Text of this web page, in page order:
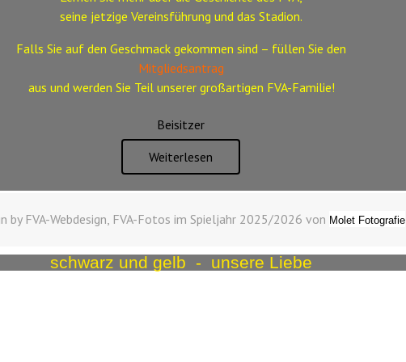
seine jetzige Vereinsführung und das Stadion.
Falls Sie auf den Geschmack gekommen sind – füllen Sie den
Mitgliedsantrag
aus und werden Sie Teil unserer großartigen FVA-Familie!
Beisitzer
Weiterlesen
by FVA-Webdesign, FVA-Fotos im Spieljahr 2025/2026 von Molet Fotografie
schwarz und gelb - unsere Liebe